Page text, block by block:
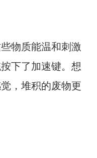
物质能温和刺激
下了加速键。想
，堆积的废物更